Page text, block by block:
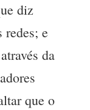
diz
redes; e
da
que o